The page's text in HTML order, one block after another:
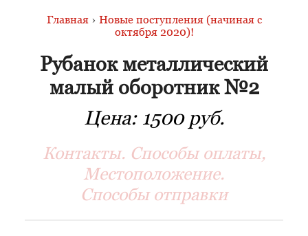
Главная › Новые поступления (начиная с
октября 2020)!
Рубанок металлический
малый оборотник №2
Цена: 1500 руб.
Контакты. Способы оплаты,
Местоположение.
Способы отправки